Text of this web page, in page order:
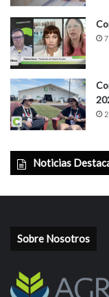
Noticias
Sobre Nosotros